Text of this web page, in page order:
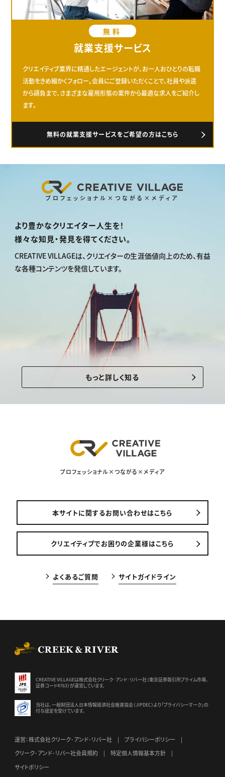
無料
就業支援サービス
クリエイティブ業界に精通したエージェントが、お一人おひとりの転職
活動をきめ細かくフォロー。会員にご登録いただくことで、社員や派遣
から請負まで、さまざまな雇用形態の案件から最適な求人をご紹介し
ます。
無料の就業支援サービスをご希望の方はこちら
プロフェッショナル×つながる×メディア
より豊かなクリエイター人生を！
様々な知見・発見を得てください。
CREATIVE VILLAGEは、 クリエイターの生涯価値向上のため、有益
な各種コンテンツを発信しています。
もっと詳しく知る
プロフェッショナル×つながる×メディア
本サイトに関するお問い合わせはこちら
クリエイティブでお困りの企業様はこちら
よくあるご質問 サイトガイドライン
CREATIVE VILLAGEは株式会社クリーク･アンド･リバー社（東京証券取引所プライム市場、
証券コード4763）が運営しています。
当社は、一般財団法人日本情報経済社会推進協会（JIPDEC）より 「プライバシーマーク」の
付与認定を受けています。
運営：株式会社クリーク･アンド･リバー社
プライバシーポリシー
クリーク･アンド･リバー社会員規約
特定個人情報基本方針
サイトポリシー